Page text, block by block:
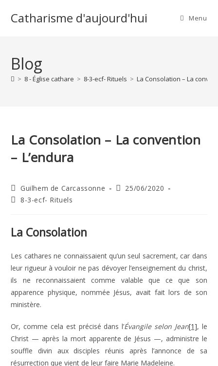
Catharisme d'aujourd'hui Menu
Blog
> 8 - Église cathare > 8-3-ecf- Rituels > La Consolation – La
La Consolation – La convention
– L’endura
Auteur/autrice
de
Guilhem de Carcassonne
Publication
25/06/2020
Post8-3-ecf- Rituels
La Consolation
Les cathares ne connaissaient qu’un seul sacrement, car dans
leur rigueur à vouloir ne pas dévoyer l’enseignement du christ,
ils ne reconnaissaient comme valable que ce que son
apparence physique, nommée Jésus, avait fait lors de son
ministère.
Or, comme cela est précisé dans l’Évangile selon Jean[1], le
Christ — après la mort apparente de Jésus —, administre le
souffle divin aux disciples réunis après l’annonce de sa
résurrection que vient de leur faire Marie Madeleine.